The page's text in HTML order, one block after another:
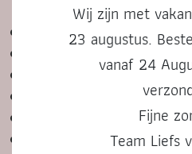
Wij zijn met
23 augustus.
vanaf 24
Fijne
Team Liefs
Contact
Veelgestelde vragen
Algemene voorwaarden
Bestelproces, betalen en
Cadeautje versturen